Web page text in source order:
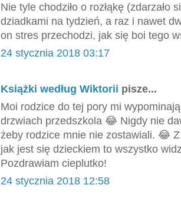
Nie tyle chodziło o rozłąkę (zdarzało
dziadkami na tydzień, a raz i nawet
on stres przechodzi, jak się boi tego
24 stycznia 2018 03:17
Książki według Wiktorii pisze...
Moi rodzice do tej pory mi
drzwiach przedszkola 😂 Nigdy nie
żeby rodzice mnie nie zostawiali. 😂
jak jest się dzieckiem to wszystko
Pozdrawiam cieplutko!
24 stycznia 2018 12:58